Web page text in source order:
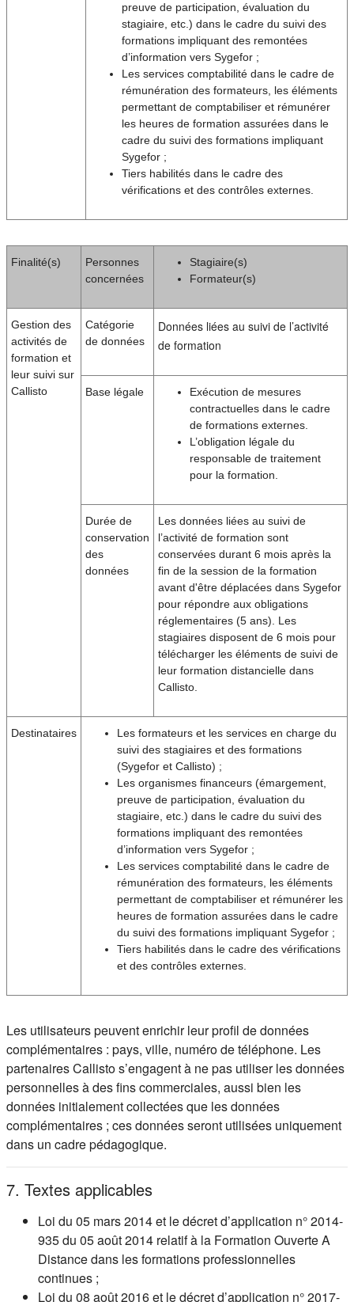
preuve de participation, évaluation du
stagiaire, etc.) dans le cadre du suivi des
formations impliquant des remontées
d’information vers Sygefor ;
Les services comptabilité dans le cadre de
rémunération des formateurs, les éléments
permettant de comptabiliser et rémunérer
les heures de formation assurées dans le
cadre du suivi des formations impliquant
Sygefor ;
Tiers habilités dans le cadre des
vérifications et des contrôles externes.
Finalité(s)
Personnes
concernées
Stagiaire(s)
Formateur(s)
Gestion des
activités de
formation et
leur suivi sur
Callisto
Catégorie
de données
Données liées au suivi de l’activité
de formation
Base légale
Exécution de mesures
contractuelles dans le cadre
de formations externes.
L’obligation légale du
responsable de traitement
pour la formation.
Durée de
conservation
des
données
Les données liées au suivi de
l’activité de formation sont
conservées durant 6 mois après la
fin de la session de la formation
avant d'être déplacées dans Sygefor
pour répondre aux obligations
réglementaires (5 ans). Les
stagiaires disposent de 6 mois pour
télécharger les éléments de suivi de
leur formation distancielle dans
Callisto.
Destinataires
Les formateurs et les services en charge du
suivi des stagiaires et des formations
(Sygefor et Callisto) ;
Les organismes financeurs (émargement,
preuve de participation, évaluation du
stagiaire, etc.) dans le cadre du suivi des
formations impliquant des remontées
d’information vers Sygefor ;
Les services comptabilité dans le cadre de
rémunération des formateurs, les éléments
permettant de comptabiliser et rémunérer les
heures de formation assurées dans le cadre
du suivi des formations impliquant Sygefor ;
Tiers habilités dans le cadre des vérifications
et des contrôles externes.
Les utilisateurs peuvent enrichir leur profil de données
complémentaires : pays, ville, numéro de téléphone. Les
partenaires Callisto s’engagent à ne pas utiliser les données
personnelles à des fins commerciales, aussi bien les
données initialement collectées que les données
complémentaires ; ces données seront utilisées uniquement
dans un cadre pédagogique.
7. Textes applicables
Loi du 05 mars 2014 et le décret d’application n° 2014-
935 du 05 août 2014 relatif à la Formation Ouverte A
Distance dans les formations professionnelles
continues ;
Loi du 08 août 2016 et le décret d’application n° 2017-